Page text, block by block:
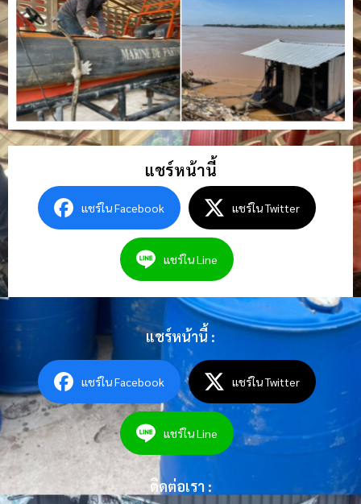
แชร์หน้านี้
แชร์ใน Facebook แชร์ใน Twitter
แชร์ใน Line
ติดต่อเรา :
แชร์หน้านี้ :
แชร์ใน Facebook แชร์ใน Twitter
แชร์ใน Line